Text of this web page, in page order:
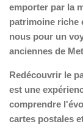
emporter par la
patrimoine riche
nous pour un
anciennes de
Redécouvrir le
est une
comprendre
cartes postales